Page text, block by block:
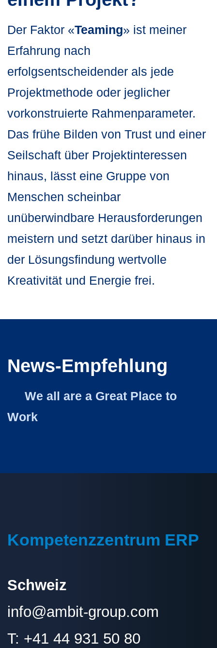
Der Faktor «Teaming» ist meiner
Erfahrung nach
erfolgsentscheidender als jede
Projektmethode oder jeglicher
vorkonstruierte Rahmenparameter.
Das frühe Bilden von Trust und einer
Seilschaft über Projektinteressen
hinaus, lässt eine Gruppe von
Menschen scheinbar
unüberwindbare Herausforderungen
meistern und setzt darüber hinaus in
der Lösungsfindung wertvolle
Kreativität und Energie frei.
News-Empfehlung
We all are a Great Place to
Work
Kompetenzzentrum ERP
Schweiz
info@ambit-group.com
T: +41 44 931 50 80